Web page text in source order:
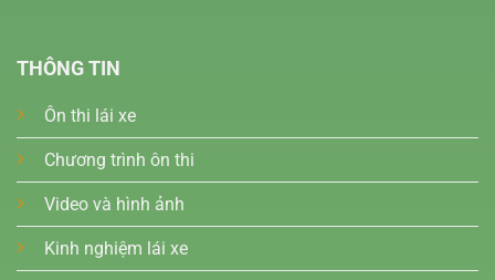
THÔNG TIN
Ôn thi lái xe
Chương trình ôn thi
Video và hình ảnh
Kinh nghiệm lái xe